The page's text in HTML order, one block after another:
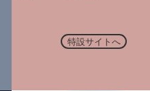
特設サイトへ